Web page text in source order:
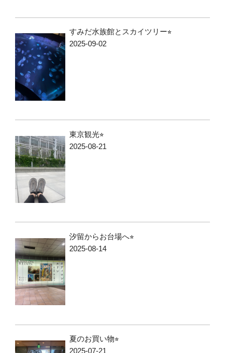
すみだ水族館とスカイツリー⭐︎
2025-09-02
東京観光⭐︎
2025-08-21
汐留からお台場へ⭐︎
2025-08-14
夏のお買い物⭐︎
2025-07-21